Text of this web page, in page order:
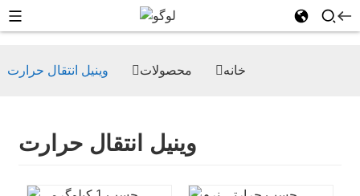
خانه محصولات وینیل انتقال حرارت
وینیل انتقال حرارت